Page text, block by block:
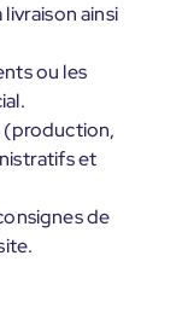
ainsi
ou les
(production,
et
de